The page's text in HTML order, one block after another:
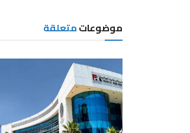
موضوعاتمتعلقة